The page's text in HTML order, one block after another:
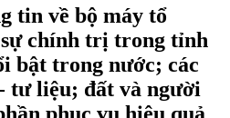
tin về bộ máy tổ
chính trị trong tỉnh
bật trong nước; các
tư liệu; đất và người
phục vụ hiệu quả